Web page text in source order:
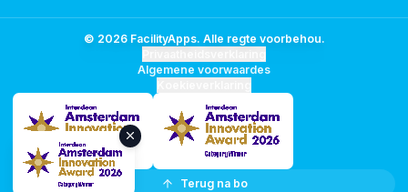
© 2026 FacilityApps. Alle regte voorbehou.
Algemene voorwaardes
Terug na bo